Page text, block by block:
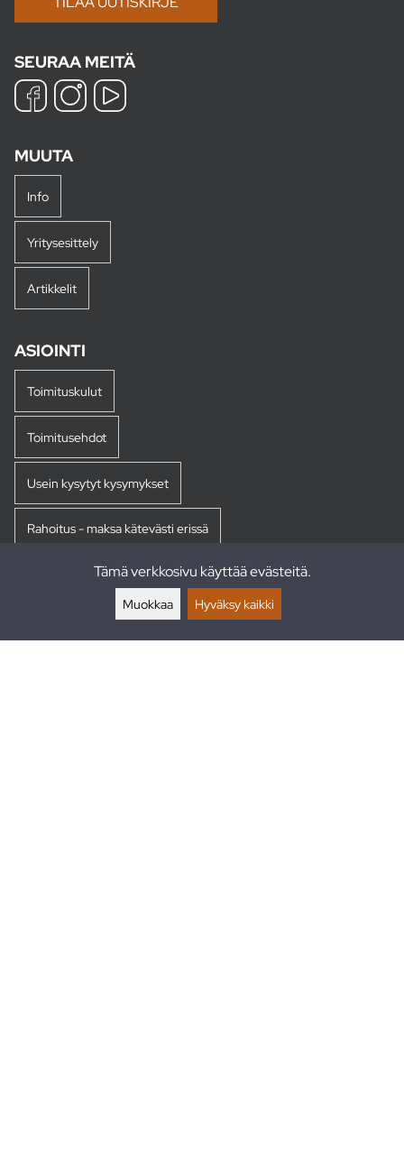
SEURAA MEITÄ
MUUTA
Info
Yritysesittely
Artikkelit
ASIOINTI
Toimituskulut
Toimitusehdot
Usein kysytyt kysymykset
Rahoitus - maksa kätevästi erissä
Tämä verkkosivu käyttää evästeitä.
Muokkaa Hyväksy kaikki